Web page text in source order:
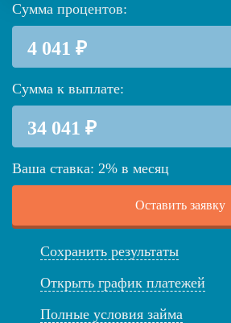
Сумма процентов:
Сумма к выплате:
Ваша ставка: 2% в месяц
Оставить заявку
Сохранить результаты
Открыть график платежей
Полные условия займа